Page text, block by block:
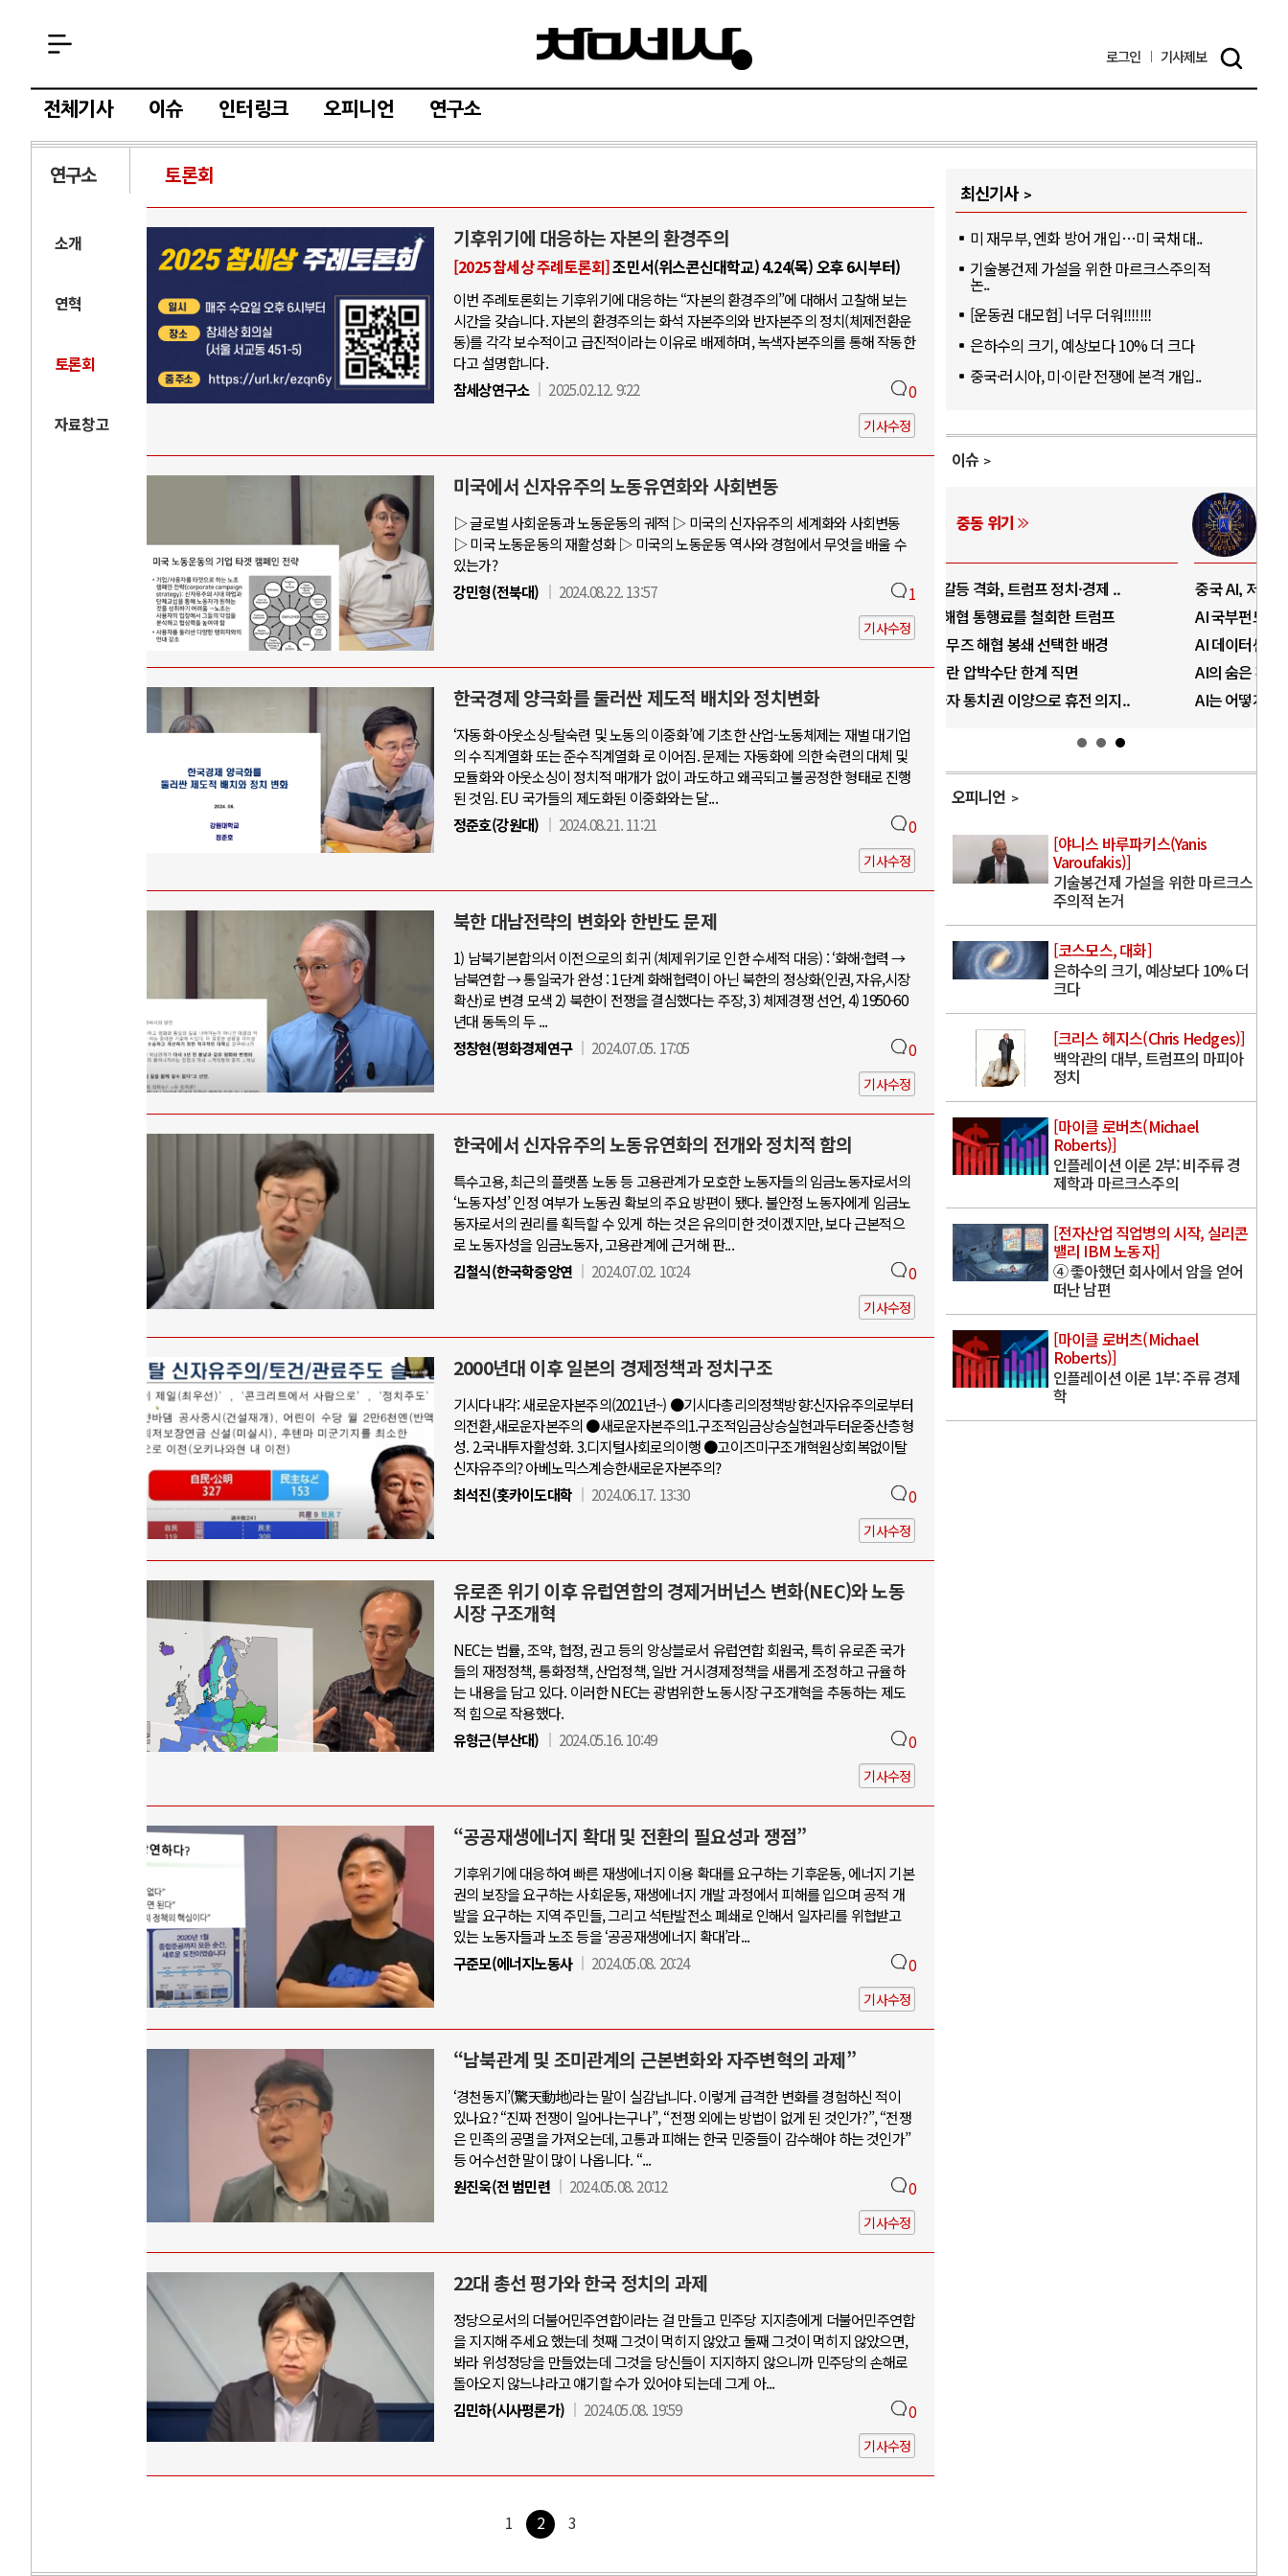
로그인 기사제보
전체기사 이슈 인터링크 오피니언 연구소
연구소 토론회
소개
연혁
토론회
자료창고
기후위기에 대응하는 자본의 환경주의
[2025 참세상 주례토론회]조민서(위스콘신대학교) 4.24(목) 오후 6시부터)
이번 주례토론회는 기후위기에 대응하는 “자본의 환경주의”에 대해서 고찰해 보는
시간을 갖습니다. 자본의 환경주의는 화석 자본주의와 반자본주의 정치(체제전환운
동)를 각각 보수적이고 급진적이라는 이유로 배제하며, 녹색자본주의를 통해 작동한
다고 설명합니다.
참세상연구소
2025.02.12. 9:22 0
기사수정
미국에서 신자유주의 노동유연화와 사회변동
▷ 글로벌 사회운동과 노동운동의 궤적 ▷ 미국의 신자유주의 세계화와 사회변동
▷ 미국 노동운동의 재활성화 ▷ 미국의 노동운동 역사와 경험에서 무엇을 배울 수
있는가?
강민형(전북대)
2024.08.22. 13:57 1
기사수정
한국경제 양극화를 둘러싼 제도적 배치와 정치변화
‘자동화-아웃소싱-탈숙련 및 노동의 이중화’에 기초한 산업-노동체제는 재벌 대기업
의 수직계열화 또는 준수직계열화 로 이어짐. 문제는 자동화에 의한 숙련의 대체 및
모듈화와 아웃소싱이 정치적 매개가 없이 과도하고 왜곡되고 불공정한 형태로 진행
된 것임. EU 국가들의 제도화된 이중화와는 달...
정준호(강원대)
2024.08.21. 11:21 0
기사수정
북한 대남전략의 변화와 한반도 문제
1) 남북기본합의서 이전으로의 회귀 (체제위기로 인한 수세적 대응) : ‘화해·협력 →
남북연합 → 통일국가 완성 : 1단계 화해협력이 아닌 북한의 정상화(인권, 자유,시장
확산)로 변경 모색 2) 북한이 전쟁을 결심했다는 주장, 3) 체제경쟁 선언, 4) 1950-60
년대 동독의 두 ...
정창현(평화경제연구
2024.07.05. 17:05 0
기사수정
한국에서 신자유주의 노동유연화의 전개와 정치적 함의
특수고용, 최근의 플랫폼 노동 등 고용관계가 모호한 노동자들의 임금노동자로서의
‘노동자성’ 인정 여부가 노동권 확보의 주요 방편이 됐다. 불안정 노동자에게 임금노
동자로서의 권리를 획득할 수 있게 하는 것은 유의미한 것이겠지만, 보다 근본적으
로 노동자성을 임금노동자, 고용관계에 근거해 판...
김철식(한국학중앙연
2024.07.02. 10:24 0
기사수정
2000년대 이후 일본의 경제정책과 정치구조
기시다내각: 새로운자본주의(2021년~) ●기시다총리의정책방향:신자유주의로부터
의전환,새로운자본주의 ●새로운자본주의1.구조적임금상승실현과두터운중산층형
성. 2.국내투자활성화. 3.디지털사회로의이행 ●고이즈미구조개혁원상회복없이탈
신자유주의? 아베노믹스계승한새로운자본주의?
최석진(홋카이도대학
2024.06.17. 13:30 0
기사수정
유로존 위기 이후 유럽연합의 경제거버넌스 변화(NEC)와 노동
시장 구조개혁
NEC는 법률, 조약, 협정, 권고 등의 앙상블로서 유럽연합 회원국, 특히 유로존 국가
들의 재정정책, 통화정책, 산업정책, 일반 거시경제정책을 새롭게 조정하고 규율하
는 내용을 담고 있다. 이러한 NEC는 광범위한 노동시장 구조개혁을 추동하는 제도
적 힘으로 작용했다.
유형근(부산대)
2024.05.16. 10:49 0
기사수정
“공공재생에너지 확대 및 전환의 필요성과 쟁점”
기후위기에 대응하여 빠른 재생에너지 이용 확대를 요구하는 기후운동, 에너지 기본
권의 보장을 요구하는 사회운동, 재생에너지 개발 과정에서 피해를 입으며 공적 개
발을 요구하는 지역 주민들, 그리고 석탄발전소 폐쇄로 인해서 일자리를 위협받고
있는 노동자들과 노조 등을 ‘공공재생에너지 확대’라...
구준모(에너지노동사
2024.05.08. 20:24 0
기사수정
“남북관계 및 조미관계의 근본변화와 자주변혁의 과제”
‘경천동지’(驚天動地)라는 말이 실감납니다. 이렇게 급격한 변화를 경험하신 적이
있나요? “진짜 전쟁이 일어나는구나”, “전쟁 외에는 방법이 없게 된 것인가?”, “전쟁
은 민족의 공멸을 가져오는데, 고통과 피해는 한국 민중들이 감수해야 하는 것인가”
등 어수선한 말이 많이 나옵니다. “...
원진욱(전 범민련
2024.05.08. 20:12 0
기사수정
22대 총선 평가와 한국 정치의 과제
정당으로서의 더불어민주연합이라는 걸 만들고 민주당 지지층에게 더불어민주연합
을 지지해 주세요 했는데 첫째 그것이 먹히지 않았고 둘째 그것이 먹히지 않았으면,
봐라 위성정당을 만들었는데 그것을 당신들이 지지하지 않으니까 민주당의 손해로
돌아오지 않느냐라고 얘기할 수가 있어야 되는데 그게 아...
김민하(시사평론가)
2024.05.08. 19:59 0
기사수정
1 2 3
최신기사
미 재무부, 엔화 방어 개입…미 국채 대..
기술봉건제 가설을 위한 마르크스주의적
논..
[운동권 대모험] 너무 더워!!!!!!!
은하수의 크기, 예상보다 10% 더 크다
중국·러시아, 미·이란 전쟁에 본격 개입..
이슈
중국 AI, 저가 공세로 글로벌 토큰 시..
AI 국부펀드 구상 놓고 미국 진보진영 ..
AI 데이터센터 반대 투쟁은 새로운 글로..
AI의 숨은 환경 비용: 데이터센터 확산..
AI는 어떻게 미국 민주주의를 잠식하고 ..
러시아-우크라이나 전쟁
전쟁의 추상화: 우크라이나, 대리전의 역..
EU·우크라이나 드론 협력 직후, 러시아..
나토, 우크라 군사지원 2027년까지 공..
우크라이나, 덴마크, 에스토니아, 네덜란..
러·우크라, 대규모 공습 주고받아…민간 ..
중동 위기
호르무즈 갈등 격화, 트럼프 정치·경제 ..
호르무즈 해협 통행료를 철회한 트럼프
이란, 호르무즈 해협 봉쇄 선택한 배경
트럼프, 이란 압박수단 한계 직면
하마스, 가자 통치권 이양으로 휴전 의지..
AI와 인간
중국 AI, 저가 공세로 글로벌 토큰 시..
AI 국부펀드 구상 놓고 미국 진보진영 ..
AI 데이터센터 반대 투쟁은 새로운 글로..
AI의 숨은 환경 비용: 데이터센터 확산..
AI는 어떻게 미국 민주주의를 잠식하고 ..
오피니언
[야니스 바루파키스(Yanis
Varoufakis)]
기술봉건제 가설을 위한 마르크스
주의적 논거
[코스모스, 대화]
은하수의 크기, 예상보다 10% 더
크다
[크리스 헤지스(Chris Hedges)]
백악관의 대부, 트럼프의 마피아
정치
[마이클 로버츠(Michael
Roberts)]
인플레이션 이론 2부: 비주류 경
제학과 마르크스주의
[전자산업 직업병의 시작, 실리콘
밸리 IBM 노동자]
④ 좋아했던 회사에서 암을 얻어
떠난 남편
[마이클 로버츠(Michael
Roberts)]
인플레이션 이론 1부: 주류 경제
학